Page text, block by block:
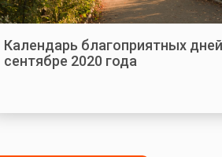
Календарь благоприятных
сентябре 2020 года